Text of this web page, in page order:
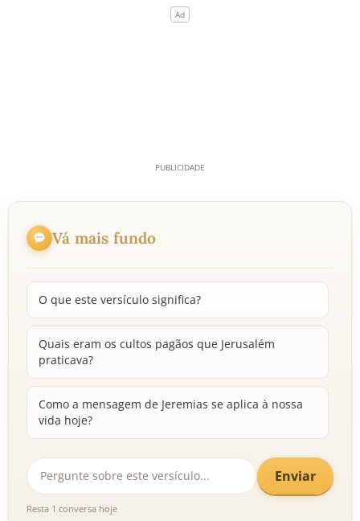
Vá mais fundo
O que este versículo significa?
Quais eram os cultos pagãos que Jerusalém
praticava?
Como a mensagem de Jeremias se aplica à nossa
vida hoje?
Enviar
Resta 1 conversa hoje